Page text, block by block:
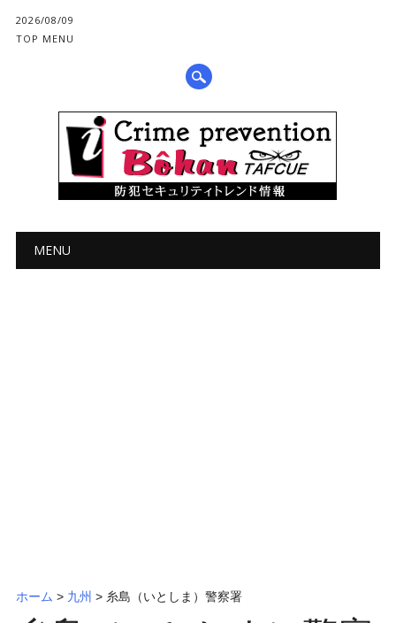
2026/08/09
TOP MENU
メインメニュー
MENU
ホーム > 九州 > 糸島（いとしま）警察署